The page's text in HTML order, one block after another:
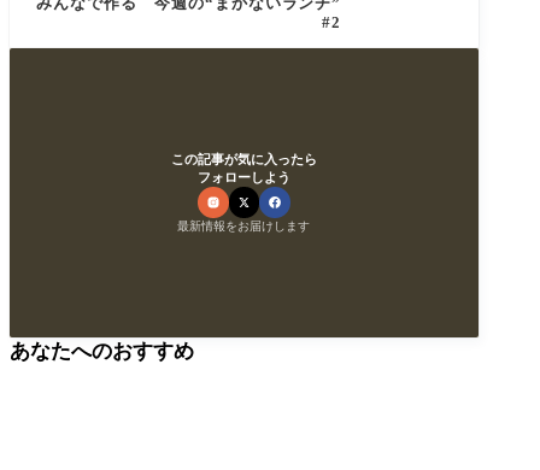
#2
この記事が気に入ったら
フォローしよう
最新情報をお届けします
あなたへのおすすめ